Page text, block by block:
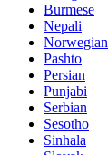
Burmese
Nepali
Norwegian
Pashto
Persian
Punjabi
Serbian
Sesotho
Sinhala